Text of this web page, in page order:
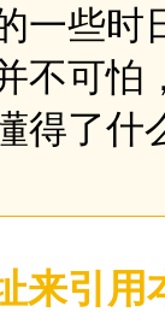
一些时
不可怕
得了什
来引用